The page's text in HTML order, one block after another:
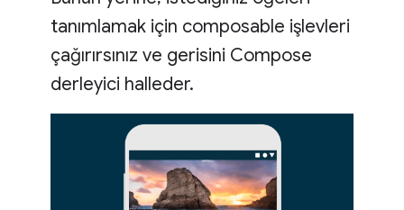
tanımlamak için composable işlevleri
çağırırsınız ve gerisini Compose
derleyici halleder.